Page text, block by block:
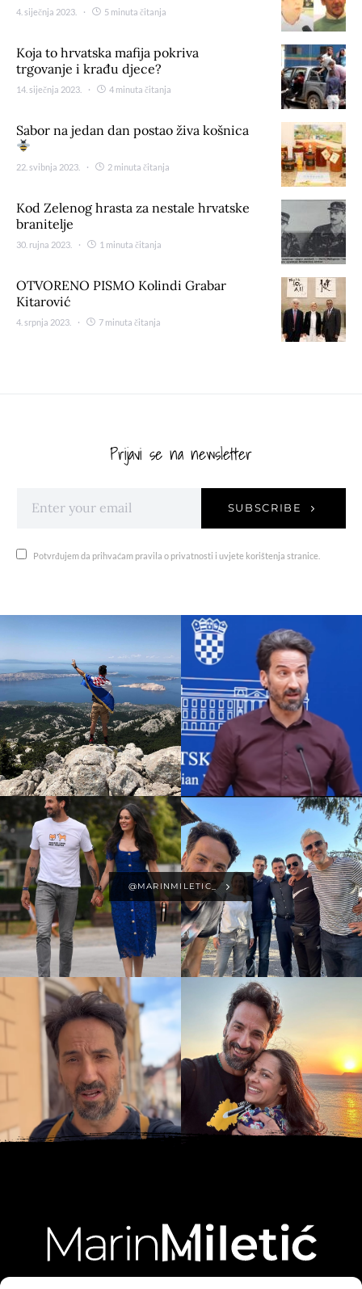
4. siječnja 2023. 5 minuta čitanja
Koja to hrvatska mafija pokriva
trgovanje i krađu djece?
14. siječnja 2023. 4 minuta čitanja
Sabor na jedan dan postao živa košnica
22. svibnja 2023. 2 minuta čitanja
Kod Zelenog hrasta za nestale hrvatske
branitelje
30. rujna 2023. 1 minuta čitanja
OTVORENO PISMO Kolindi Grabar
Kitarović
4. srpnja 2023. 7 minuta čitanja
Prijavi se na newsletter
SUBSCRIBE
Potvrđujem da prihvaćam pravila o privatnosti i uvjete korištenja stranice.
@MARINMILETIC_